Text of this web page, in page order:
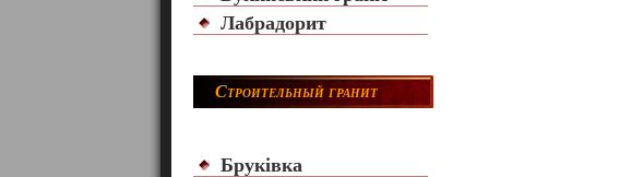
Лабрадорит
Строительный гранит
Бруківка